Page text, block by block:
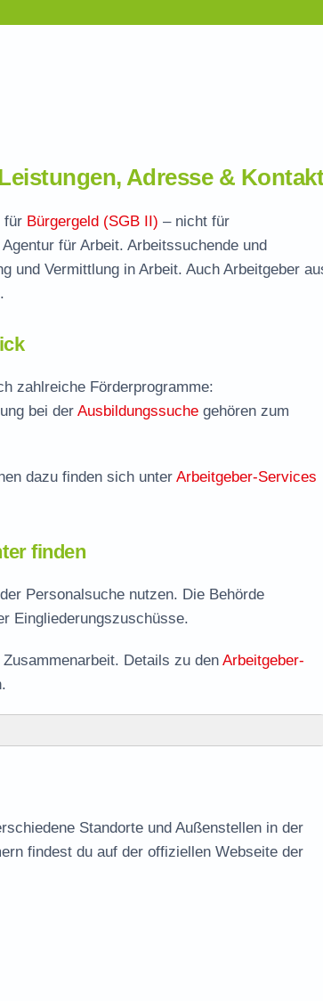
Adresse &
für Bürgergeld (SGB II) – nicht für
für Arbeit. Arbeitssuchende und
und Vermittlung in Arbeit. Auch Arbeitgeber
zahlreiche Förderprogramme:
bei der Ausbildungssuche gehören zum
dazu finden sich unter Arbeitgeber-Services
finden
Personalsuche nutzen. Die Behörde
Eingliederungszuschüsse.
Details zu den Arbeitgeber-
Standorte und Außenstellen in der
findest du auf der offiziellen Webseite der